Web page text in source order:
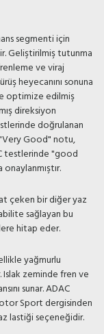
segmenti için
Geliştirilmiş tutunma
ve viraj
heyecanını sonuna
optimize edilmiş
direksiyon
doğrulanan
"Very Good" notu,
testlerinde "good
onaylanmıştır.
çeken bir diğer yaz
sağlayan bu
hitap eder.
yağmurlu
Islak zeminde fren ve
sunar. ADAC
Sport dergisinden
lastiği seçeneğidir.